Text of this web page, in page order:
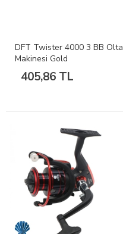
DFT Twister 4000 3 BB Olta
Makinesi Gold
405,86 TL